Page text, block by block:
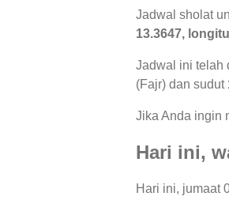
Jadwal sholat
13.3647,
Jadwal ini telah
(Fajr) dan sudut
Jika Anda ingin
Hari ini,
Hari ini, jumaat